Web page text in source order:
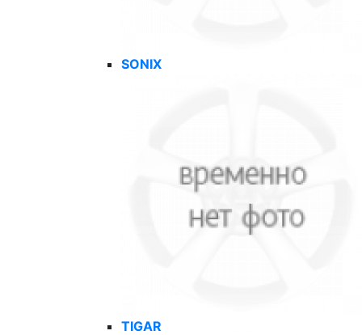
SONIX
TIGAR